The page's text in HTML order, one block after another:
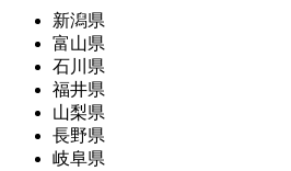
新潟県
富山県
石川県
福井県
山梨県
長野県
岐阜県